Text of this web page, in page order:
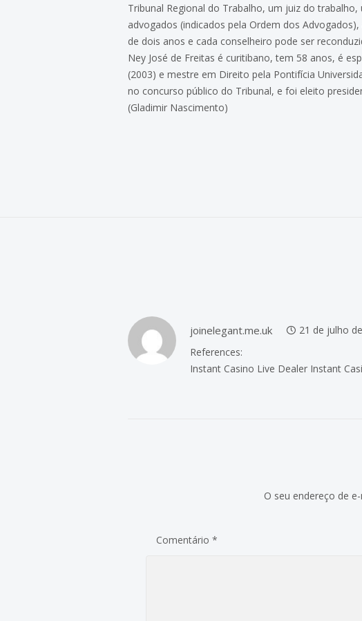
Tribunal Regional do Trabalho, um juiz do
advogados (indicados pela Ordem dos
de dois anos e cada conselheiro pode ser
Ney José de Freitas é curitibano, tem 58 anos, é
(2003) e mestre em Direito pela Pontifícia
no concurso público do Tribunal, e foi eleito
(Gladimir Nascimento)
joinelegant.me.uk
21 de julho
References:
Instant Casino Live Dealer Instant
O seu endereço de
Comentário*